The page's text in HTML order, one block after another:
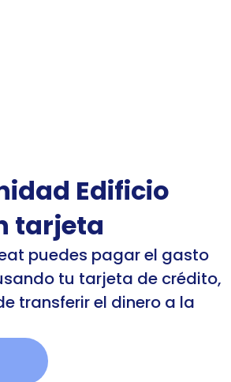
Edificio
tarjeta
puedes pagar el gasto
tu tarjeta de crédito,
transferir el dinero a la